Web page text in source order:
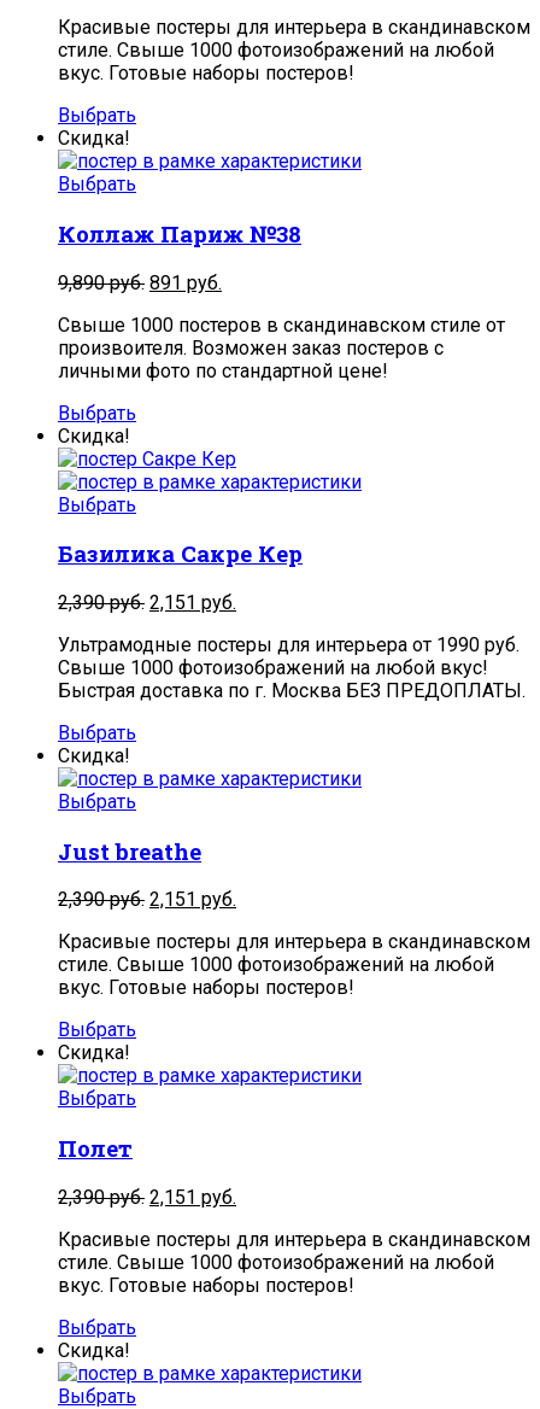
Красивые постеры для интерьера в скандинавском
стиле. Свыше 1000 фотоизображений на любой
вкус. Готовые наборы постеров!
Выбрать
Скидка!
Выбрать
Коллаж Париж №38
9,890руб. 891 руб.
Свыше 1000 постеров в скандинавском стиле от
произвоителя. Возможен заказ постеров с
личными фото по стандартной цене!
Выбрать
Скидка!
Выбрать
Базилика Сакре Кер
2,390руб. 2,151 руб.
Ультрамодные постеры для интерьера от 1990 руб.
Свыше 1000 фотоизображений на любой вкус!
Быстрая доставка по г. Москва БЕЗ ПРЕДОПЛАТЫ.
Выбрать
Скидка!
Выбрать
Just breathe
2,390руб. 2,151 руб.
Красивые постеры для интерьера в скандинавском
стиле. Свыше 1000 фотоизображений на любой
вкус. Готовые наборы постеров!
Выбрать
Скидка!
Выбрать
Полет
2,390руб. 2,151 руб.
Красивые постеры для интерьера в скандинавском
стиле. Свыше 1000 фотоизображений на любой
вкус. Готовые наборы постеров!
Выбрать
Скидка!
Выбрать